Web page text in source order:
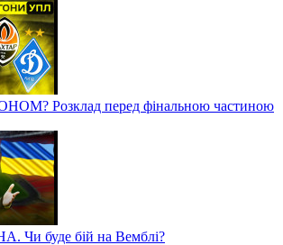
Розклад перед фінальною частиною
Чи буде бій на Вемблі?